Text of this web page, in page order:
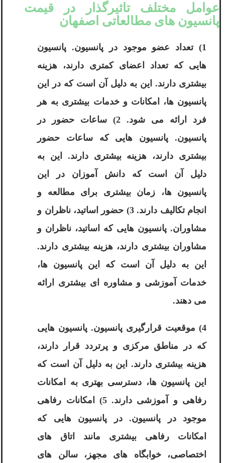
عوامل مختلف تاثیرگذار در قیمت
پانسیون های مطالعاتی اصفهان
1) تعداد عضو موجود در پانسیون. پانسیون
هایی که تعداد اعضای کمتری دارند، هزینه
بیشتری دارند. این به دلیل آن است که در این
پانسیون ها، امکانات و خدمات بیشتری به هر
فرد ارائه می شود. 2) ساعات حضور در
پانسیون. پانسیون هایی که ساعات حضور
بیشتری دارند، هزینه بیشتری دارند. این به
دلیل آن است که دانش آموزان در این
پانسیون ها، زمان بیشتری برای مطالعه و
انجام تکالیف دارند. 3) حضور اساتید، ناظران و
مشاوران. پانسیون هایی که اساتید، ناظران و
مشاوران بیشتری دارند، هزینه بیشتری دارند.
این به دلیل آن است که این پانسیون ها،
خدمات آموزشی و مشاوره ای بیشتری ارائه
می دهند.
4) موقعیت قرارگیری پانسیون. پانسیون هایی
که در مناطق مرکزی و پرتردد قرار دارند،
هزینه بیشتری دارند. این به دلیل آن است که
این پانسیون ها، دسترسی بهتری به امکانات
رفاهی و آموزشی دارند. 5) امکانات رفاهی
موجود در پانسیون. در پانسیون هایی که
امکانات رفاهی بیشتری مانند اتاق های
اختصاصی، خوابگاه های مجهز، سالن های